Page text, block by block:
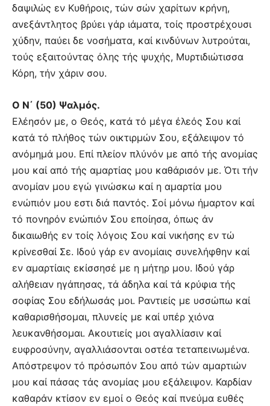
δαψιλώς εν Κυθήροις, τών σών χαρίτων κρήνη,
ανεξάντλητος βρύει γάρ ιάματα, τοίς προστρέχουσι
χύδην, παύει δε νοσήματα, καί κινδύνων λυτρούται,
τούς εξαιτούντας όλης τής ψυχής, Μυρτιδιώτισσα
Κόρη, τήν χάριν σου.
Ο Ν΄ (50) Ψαλμός.
Ελέησόν με, ο Θεός, κατά τό μέγα έλεός Σου καί
κατά τό πλήθος τών οικτιρμών Σου, εξάλειψον τό
ανόμημά μου. Επί πλείον πλύνόν με από τής ανομίας
μου καί από τής αμαρτίας μου καθάρισόν με. Ότι τήν
ανομίαν μου εγώ γινώσκω καί η αμαρτία μου
ενώπιόν μου εστι διά παντός. Σοί μόνω ήμαρτον καί
τό πονηρόν ενώπιόν Σου εποίησα, όπως άν
δικαιωθής εν τοίς λόγοις Σου καί νικήσης εν τώ
κρίνεσθαί Σε. Ιδού γάρ εν ανομίαις συνελήφθην καί
εν αμαρτίαις εκίσσησέ με η μήτηρ μου. Ιδού γάρ
αλήθειαν ηγάπησας, τά άδηλα καί τά κρύφια τής
σοφίας Σου εδήλωσάς μοι. Ραντιείς με υσσώπω καί
καθαρισθήσομαι, πλυνείς με καί υπέρ χιόνα
λευκανθήσομαι. Ακουτιείς μοι αγαλλίασιν καί
ευφροσύνην, αγαλλιάσονται οστέα τεταπεινωμένα.
Απόστρεψον τό πρόσωπόν Σου από τών αμαρτιών
μου καί πάσας τάς ανομίας μου εξάλειψον. Καρδίαν
καθαράν κτίσον εν εμοί ο Θεός καί πνεύμα ευθές